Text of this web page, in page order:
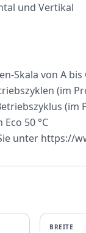
und Vertikal
Skala von A bis
(im
(im
50 °C
unter https://
BREITE